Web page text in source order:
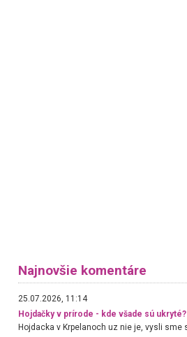
Najnovšie komentáre
25.07.2026, 11:14
Hojdačky v prírode - kde všade sú ukryté?